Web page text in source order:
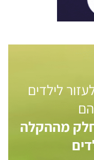
לילדים
מההקלה